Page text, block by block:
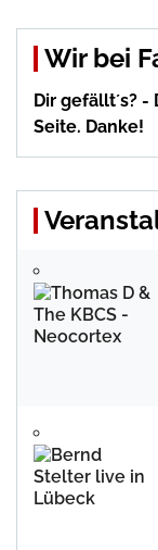
Wir bei
Dir gefällt´s?
Seite. Danke!